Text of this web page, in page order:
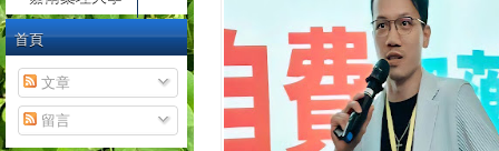
首頁
文章
留言